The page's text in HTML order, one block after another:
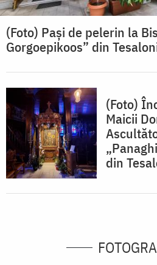
(Foto) Pași de pelerin la
Gorgoepikoos” din
(Foto)
Maicii
din